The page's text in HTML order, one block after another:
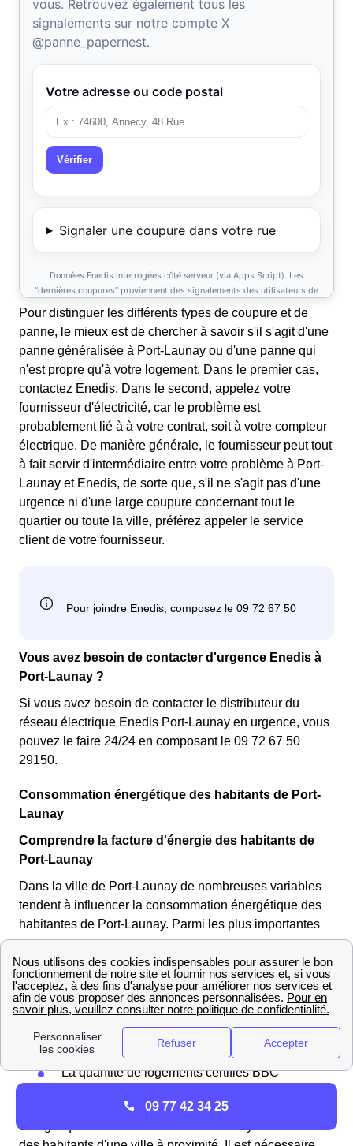
Pour distinguer les différents types de coupure et de
panne, le mieux est de chercher à savoir s'il s'agit d'une
panne généralisée à Port-Launay ou d'une panne qui
n'est propre qu'à votre logement. Dans le premier cas,
contactez Enedis. Dans le second, appelez votre
fournisseur d'électricité, car le problème est
probablement lié à à votre contrat, soit à votre compteur
électrique. De manière générale, le fournisseur peut tout
à fait servir d'intermédiaire entre votre problème à Port-
Launay et Enedis, de sorte que, s'il ne s'agit pas d'une
urgence ni d'une large coupure concernant tout le
quartier ou toute la ville, préférez appeler le service
client de votre fournisseur.
Vous avez besoin de contacter d'urgence Enedis à
Port-Launay ?
Si vous avez besoin de contacter le distributeur du
réseau électrique Enedis Port-Launay en urgence, vous
pouvez le faire 24/24 en composant le 09 72 67 50
29150.
Consommation énergétique des habitants de Port-
Launay
Comprendre la facture d'énergie des habitants de
Port-Launay
Dans la ville de Port-Launay de nombreuses variables
tendent à influencer la consommation énergétique des
habitantes de Port-Launay. Parmi les plus importantes
on retrouve :
Le type et la taille du logement
La météo et la température moyenne du
département
Le combustible utilisé pour se chauffer
Le type de chauffage choisi par les habitants
La quantité de logements certifiés BBC
A partir de ces données on peut comparer la facture
énergétique des habitants de Port-Launay avec celle
09 77 42 34 25